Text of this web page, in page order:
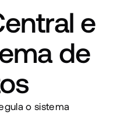
e
de
o sistema